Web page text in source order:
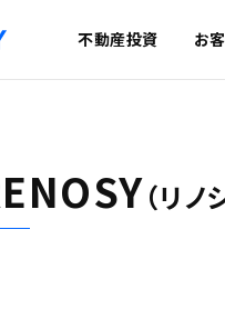
不動産投資 お
（リノ